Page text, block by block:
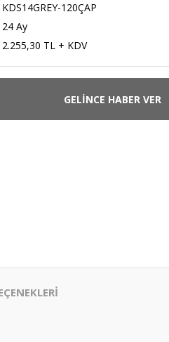
KDS14GREY-120ÇAP
24 Ay
2.255,30 TL + KDV
GELİNCE HABER VER